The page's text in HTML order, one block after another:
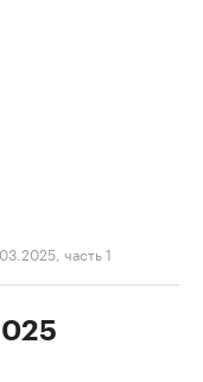
часть 1